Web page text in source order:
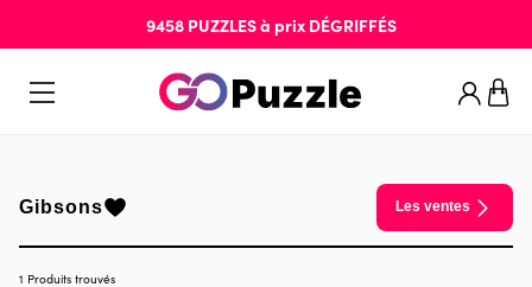
9458 PUZZLESà prix DÉGRIFFÉS
Gibsons Les ventes
1 Produits trouvés